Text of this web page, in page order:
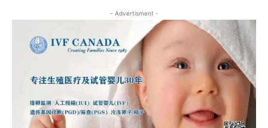
- Advertisment -